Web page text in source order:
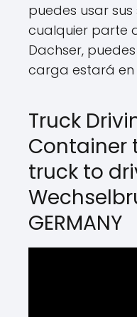
puedes usar
cualquier parte
Dachser,
carga estará en
Truck
Container
truck to
GERMANY